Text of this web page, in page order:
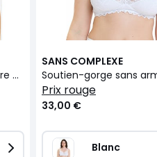
Soutien-gorge sans armature Coton d'Arum
SANS COMPLEXE
prix rouge
33,00 €
Blanc